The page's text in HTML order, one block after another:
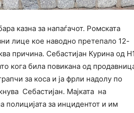
казна за напаѓачот. Ромската
лице кое наводно претепало 12-
причина. Себастијан Курина од Н1
кога била повикана од
за коса и ја фрли надолу по
Себастијан. Мајката на
полицијата за инцидентот и им